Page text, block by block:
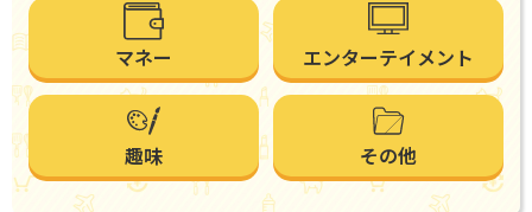
マネー エンターテイメント
趣味 その他